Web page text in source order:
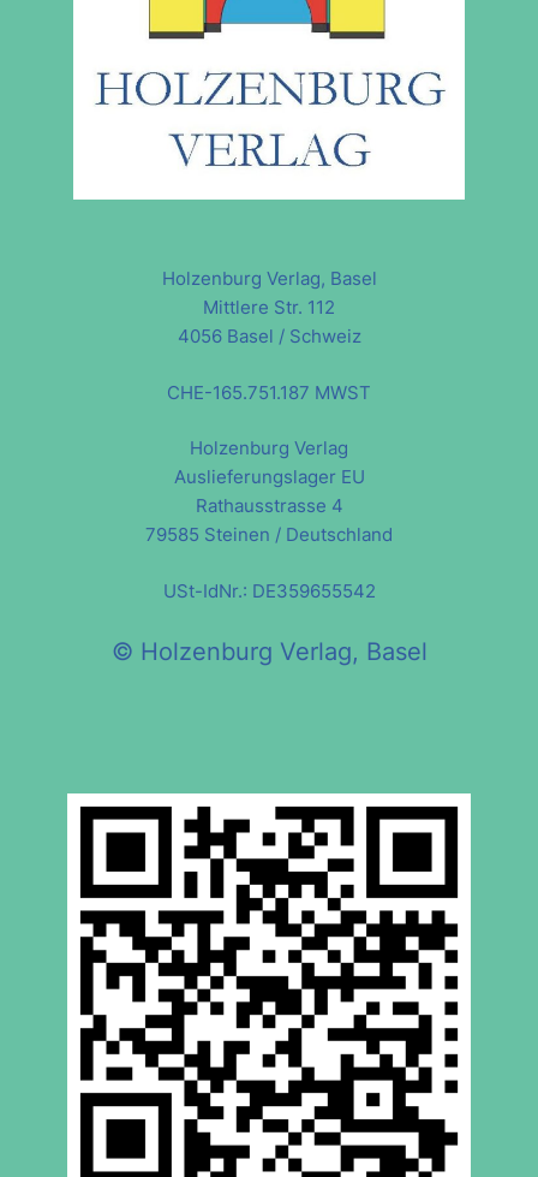
Holzenburg Verlag, Basel
Mittlere Str. 112
4056 Basel / Schweiz
CHE-165.751.187 MWST
Holzenburg Verlag
Auslieferungslager EU
Rathausstrasse 4
79585 Steinen / Deutschland
USt-IdNr.: DE359655542
© Holzenburg Verlag, Basel